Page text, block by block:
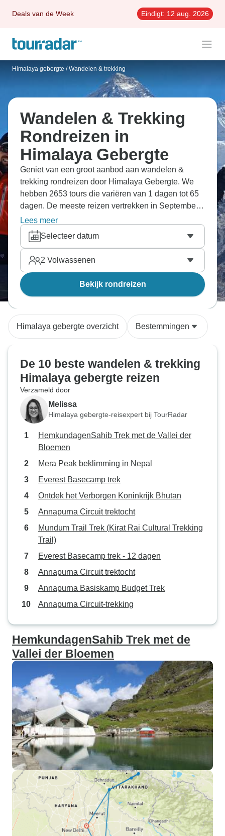
Deals van de Week Eindigt: 12 aug. 2026
Himalaya gebergte / Wandelen & trekking
Wandelen & Trekking
Rondreizen in
Himalaya Gebergte
Geniet van een groot aanbod aan wandelen &
trekking rondreizen door Himalaya Gebergte. We
hebben 2653 tours die variëren van 1 dagen tot 65
dagen. De meeste reizen vertrekken in September,
dit is de meest geliefde maand om te gaan.
Lees meer
Selecteer datum
2 Volwassenen
Bekijk rondreizen
Himalaya gebergte overzicht Bestemmingen
De 10 beste wandelen & trekking
Himalaya gebergte reizen
Verzameld door
Melissa
Himalaya gebergte-reisexpert bij TourRadar
HemkundagenSahib Trek met de Vallei der
Bloemen
Mera Peak beklimming in Nepal
Everest Basecamp trek
Ontdek het Verborgen Koninkrijk Bhutan
Annapurna Circuit trektocht
Mundum Trail Trek (Kirat Rai Cultural Trekking
Trail)
Everest Basecamp trek - 12 dagen
Annapurna Circuit trektocht
Annapurna Basiskamp Budget Trek
Annapurna Circuit-trekking
HemkundagenSahib Trek met de
Vallei der Bloemen